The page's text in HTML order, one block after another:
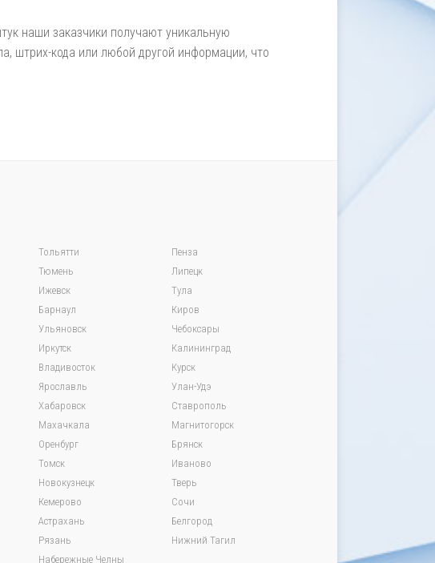
наши заказчики получают уникальную
штрих-кода или любой другой информации, что
Тольятти
Тюмень
Ижевск
Барнаул
Ульяновск
Иркутск
Владивосток
Ярославль
Хабаровск
Махачкала
Оренбург
Томск
Новокузнецк
Кемерово
Астрахань
Рязань
Набережные Челны
Пенза
Липецк
Тула
Киров
Чебоксары
Калининград
Курск
Улан-Удэ
Ставрополь
Магнитогорск
Брянск
Иваново
Тверь
Сочи
Белгород
Нижний Тагил